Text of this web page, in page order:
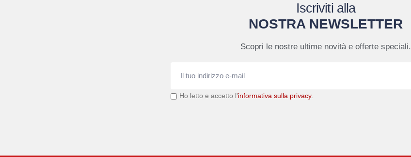
Iscriviti alla
NOSTRA NEWSLETTER
Scopri le nostre ultime novità e offerte speciali.
Ho letto e accetto l'informativa sulla privacy.